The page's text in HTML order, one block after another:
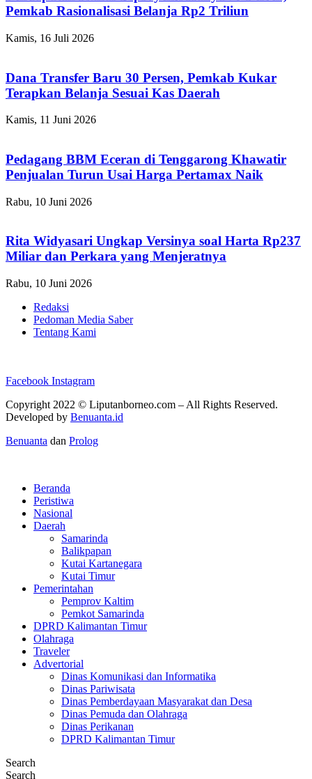
Pemkab Rasionalisasi Belanja Rp2 Triliun
Kamis, 16 Juli 2026
Dana Transfer Baru 30 Persen, Pemkab Kukar
Terapkan Belanja Sesuai Kas Daerah
Kamis, 11 Juni 2026
Pedagang BBM Eceran di Tenggarong Khawatir
Penjualan Turun Usai Harga Pertamax Naik
Rabu, 10 Juni 2026
Rita Widyasari Ungkap Versinya soal Harta Rp237
Miliar dan Perkara yang Menjeratnya
Rabu, 10 Juni 2026
Redaksi
Pedoman Media Saber
Tentang Kami
Facebook Instagram
Copyright 2022 © Liputanborneo.com – All Rights Reserved.
Developed by Benuanta.id
Benuanta dan Prolog
Beranda
Peristiwa
Nasional
Daerah
Samarinda
Balikpapan
Kutai Kartanegara
Kutai Timur
Pemerintahan
Pemprov Kaltim
Pemkot Samarinda
DPRD Kalimantan Timur
Olahraga
Traveler
Advertorial
Dinas Komunikasi dan Informatika
Dinas Pariwisata
Dinas Pemberdayaan Masyarakat dan Desa
Dinas Pemuda dan Olahraga
Dinas Perikanan
DPRD Kalimantan Timur
Search
Search